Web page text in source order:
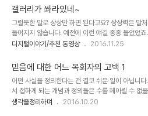
함 많고 능력이 모자란 저로서는)..
론이고, 나 역시도 좋지 않았을 거라고 말이죠. 지금
한 마음가짐에서는 더더욱!! 이런 생각 끝에 그 상상
어 다시 제자리로 향하곤 합니다. "그래 내가 잘 나
일이 아니다""내게 그런 일은 없다""다른 이들도 모
할 때 나도 행복하다면 모를까!!"? 이런 생각이 외려
각인지 아..
갤러리가 쏴라있네~
그럴듯한 말로 상상만 하면 된다고요? 상상력은 말
들어지지 않습니다. 예전에 이런 얘길 종종 들었었
보다 책을 읽거나 소리만 듣는 것이 상상력 증진이 좋
단하자면 가당치도 않은 말이었다고 생각합니다. 상
무언가 새롭게 만들어 낼 수 있는 바탕이라는 점에서
어내는 것이라고 할 수 있습니다. 많이 보았을 때 새
해질 수 있단 얘깁니다. 이미지 출처:
디지털 시대를 배경으로 태어나 자라는 지금의 아이
디지털이야기/추천 동영상 2016.11.25
믿음에 대한 어느 목회자의 고백 1
어떤 사실을 정의한다는 건 결코 쉬운 일이 아닙니
서 접하게 되는 개념과 정의들은 수를 헤아릴 수 없
문제는 그렇게 듣고 보고 알게 되는 순간 아는 것이
생각을정리하며 2016.10.20